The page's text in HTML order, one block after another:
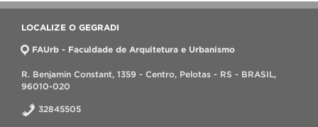
LOCALIZE O GEGRADI
FAUrb - Faculdade de Arquitetura e Urbanismo
R. Benjamin Constant, 1359 - Centro, Pelotas - RS - BRASIL,
96010-020
32845505